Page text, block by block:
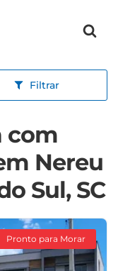
Filtrar
com
Nereu
Sul, SC
Pronto para Morar